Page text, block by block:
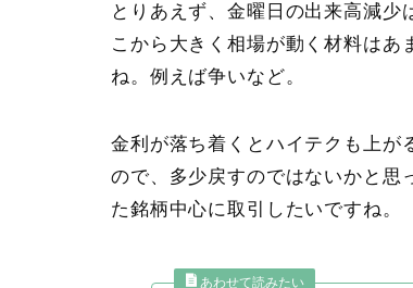
とりあえず、金曜日の出来高減少
こから大きく相場が動く材料はあ
ね。例えば争いなど。
金利が落ち着くとハイテクも上が
ので、多少戻すのではないかと思
た銘柄中心に取引したいですね。